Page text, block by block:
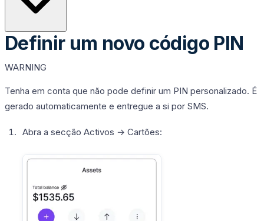
Definir um novo código PIN
WARNING
Tenha em conta que não pode definir um PIN personalizado. É
gerado automaticamente e entregue a si por SMS.
Abra a secção Activos → Cartões: